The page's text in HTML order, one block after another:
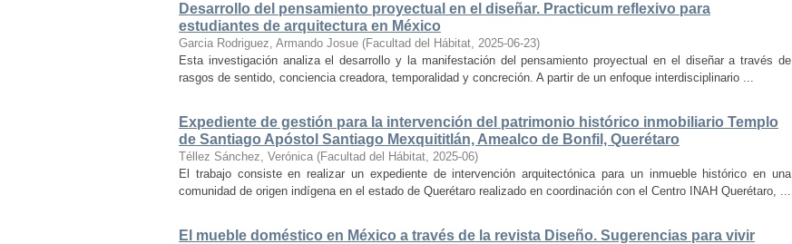
Desarrollo del pensamiento proyectual en el diseñar. Practicum reflexivo para
estudiantes de arquitectura en México
Garcia Rodriguez, Armando Josue (Facultad del Hábitat, 2025-06-23)
Esta investigación analiza el desarrollo y la manifestación del pensamiento proyectual en el diseñar a través de
rasgos de sentido, conciencia creadora, temporalidad y concreción. A partir de un enfoque interdisciplinario ...
Expediente de gestión para la intervención del patrimonio histórico inmobiliario Templo
de Santiago Apóstol Santiago Mexquititlán, Amealco de Bonfil, Querétaro
Téllez Sánchez, Verónica (Facultad del Hábitat, 2025-06)
El trabajo consiste en realizar un expediente de intervención arquitectónica para un inmueble histórico en una
comunidad de origen indígena en el estado de Querétaro realizado en coordinación con el Centro INAH Querétaro, ...
El mueble doméstico en México a través de la revista Diseño. Sugerencias para vivir